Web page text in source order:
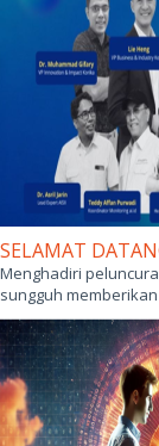
SELAMAT
Menghadiri
sungguh